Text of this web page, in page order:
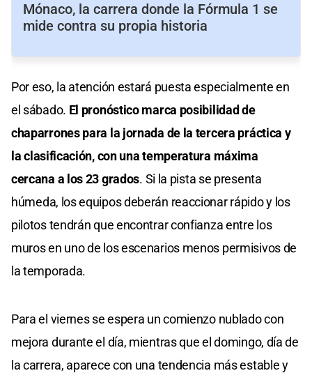
Mónaco, la carrera donde la Fórmula 1 se
mide contra su propia historia
Por eso, la atención estará puesta especialmente en
el sábado. El pronóstico marca posibilidad de
chaparrones para la jornada de la tercera práctica y
la clasificación, con una temperatura máxima
cercana a los 23 grados. Si la pista se presenta
húmeda, los equipos deberán reaccionar rápido y los
pilotos tendrán que encontrar confianza entre los
muros en uno de los escenarios menos permisivos de
la temporada.
Para el viernes se espera un comienzo nublado con
mejora durante el día, mientras que el domingo, día de
la carrera, aparece con una tendencia más estable y